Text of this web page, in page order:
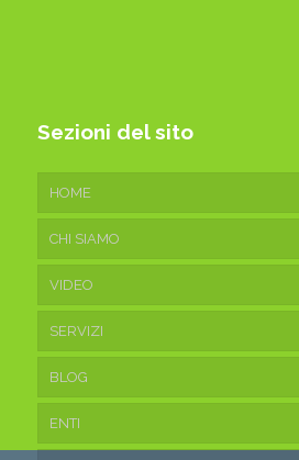
Sezioni del sito
HOME
CHI SIAMO
VIDEO
SERVIZI
BLOG
ENTI